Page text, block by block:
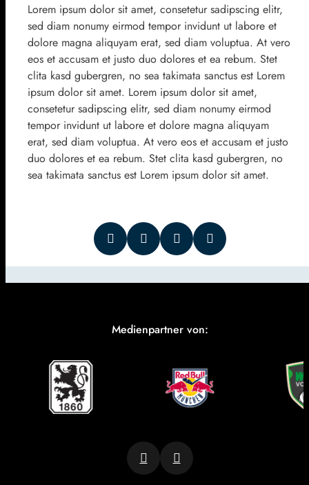
Lorem ipsum dolor sit amet, consetetur sadipscing elitr,
sed diam nonumy eirmod tempor invidunt ut labore et
dolore magna aliquyam erat, sed diam voluptua. At vero
eos et accusam et justo duo dolores et ea rebum. Stet
clita kasd gubergren, no sea takimata sanctus est Lorem
ipsum dolor sit amet. Lorem ipsum dolor sit amet,
consetetur sadipscing elitr, sed diam nonumy eirmod
tempor invidunt ut labore et dolore magna aliquyam
erat, sed diam voluptua. At vero eos et accusam et justo
duo dolores et ea rebum. Stet clita kasd gubergren, no
sea takimata sanctus est Lorem ipsum dolor sit amet.
Medienpartner von: